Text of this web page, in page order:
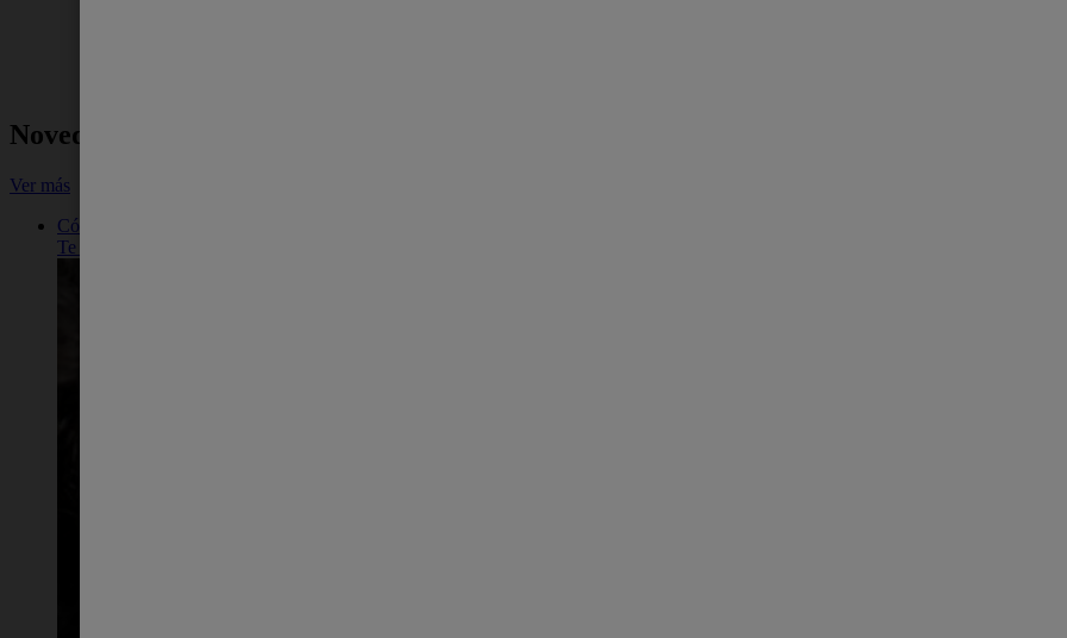
Novedades
Ver más
Cómo limpiar un piercing en cicatrización| Protex
Te enseñamos cómo limpiar un piercing y desinfectar la zona para mantener tu piel sana y libre de bacterias evitando infecciones.